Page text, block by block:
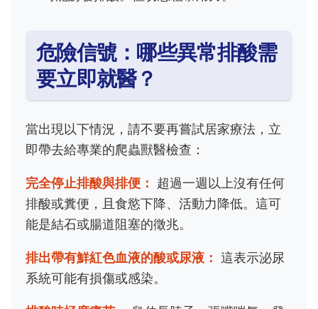
危險信號：哪些異常排酸需
要立即就醫？
當出現以下情況，請不要再嘗試居家療法，立
即帶去給專業的爬蟲獸醫檢查：
完全停止排酸與排便：
超過一週以上沒有任何
排酸或糞便，且食慾下降、活動力降低。這可
能是結石或腸道阻塞的徵兆。
排出帶有鮮紅色血液的酸或尿液： 這表示泌尿
系統可能有損傷或感染。